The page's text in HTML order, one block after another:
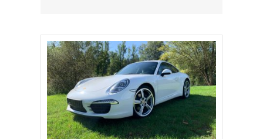
PORSCHES BOXSTER
PORSCHE 911
PORSCHES 964
PORSCHES 992